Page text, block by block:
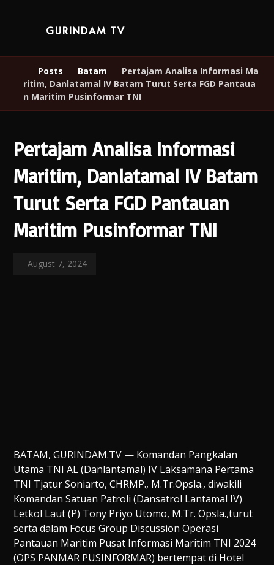
GURINDAM TV
Posts Batam
Pertajam Analisa Informasi Ma
ritim, Danlatamal IV Batam Turut Serta FGD Pantaua
n Maritim Pusinformar TNI
Pertajam Analisa Informasi
Maritim, Danlatamal IV Batam
Turut Serta FGD Pantauan
Maritim Pusinformar TNI
August 7, 2024
BATAM, GURINDAM.TV — Komandan Pangkalan
Utama TNI AL (Danlantamal) IV Laksamana Pertama
TNI Tjatur Soniarto, CHRMP., M.Tr.Opsla., diwakili
Komandan Satuan Patroli (Dansatrol Lantamal IV)
Letkol Laut (P) Tony Priyo Utomo, M.Tr. Opsla.,turut
serta dalam Focus Group Discussion Operasi
Pantauan Maritim Pusat Informasi Maritim TNI 2024
(OPS PANMAR PUSINFORMAR) bertempat di Hotel